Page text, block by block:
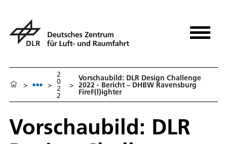
> >
2
0
2
2
>
Vorschaubild: DLR Design Challenge
2022 - Bericht – DHBW Ravensburg
FireF(l)ighter
Vorschaubild: DLR